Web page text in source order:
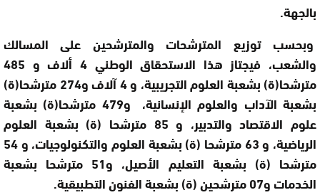
بالجهة.
وبحسب توزيع المترشحات والمترشحين على المسالك
والشعب، فيجتاز هذا الاستحقاق الوطني 4 ألاف و 485
مترشحا(ة) بشعبة العلوم التجريبية، و 4 آلاف و274 مترشحا(ة)
بشعبة الآداب والعلوم الإنسانية، و479 مترشحا(ة) بشعبة
علوم الاقتصاد والتدبير، و85 مترشحا (ة) بشعبة العلوم
الرياضية، و 63 مترشحا (ة) بشعبة العلوم والتكنولوجيات، و 54
مترشحا (ة) بشعبة التعليم الأصيل، و51 مترشحا بشعبة
الخدمات و07 مترشحين (ة) بشعبة الفنون التطبيقية.